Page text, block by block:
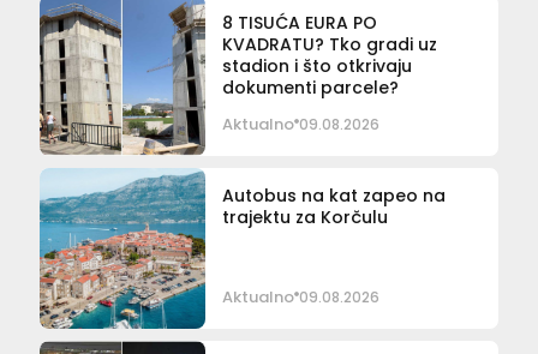
8 TISUĆA EURA PO
KVADRATU? Tko gradi uz
stadion i što otkrivaju
dokumenti parcele?
Aktualno 09.08.2026
Autobus na kat zapeo na
trajektu za Korčulu
Aktualno 09.08.2026